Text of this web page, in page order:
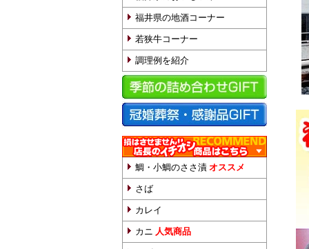
福井県の地酒コーナー
若狭牛コーナー
調理例を紹介
鯛・小鯛のささ漬 オススメ
さば
カレイ
カニ 人気商品